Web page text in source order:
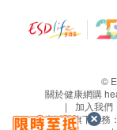
©
關於健康網購
加入我們
生活易旗下業務：